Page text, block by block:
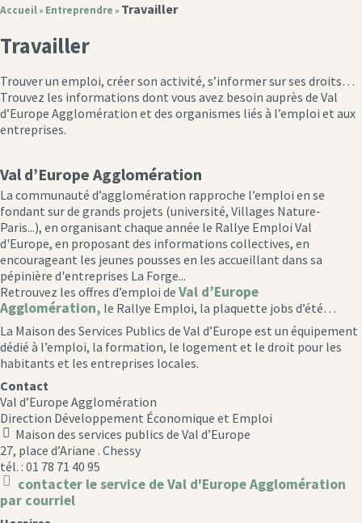
Accueil » Entreprendre » Travailler
Travailler
Trouver un emploi, créer son activité, s’informer sur ses droits…
Trouvez les informations dont vous avez besoin auprès de Val
d’Europe Agglomération et des organismes liés à l’emploi et aux
entreprises.
Val d’Europe Agglomération
La communauté d’agglomération rapproche l’emploi en se
fondant sur de grands projets (université, Villages Nature-
Paris...), en organisant chaque année le Rallye Emploi Val
d'Europe, en proposant des informations collectives, en
encourageant les jeunes pousses en les accueillant dans sa
pépinière d'entreprises La Forge...
Retrouvez les offres d’emploi de Val d’Europe
Agglomération, le Rallye Emploi, la plaquette jobs d’été…
La Maison des Services Publics de Val d’Europe est un équipement
dédié à l’emploi, la formation, le logement et le droit pour les
habitants et les entreprises locales.
Contact
Val d’Europe Agglomération
Direction Développement Économique et Emploi
location
icon
Maison des services publics de Val d’Europe
27, place d’Ariane . Chessy
tél. : 01 78 71 40 95
message
icon
contacter le service de Val d'Europe Agglomération
par courriel